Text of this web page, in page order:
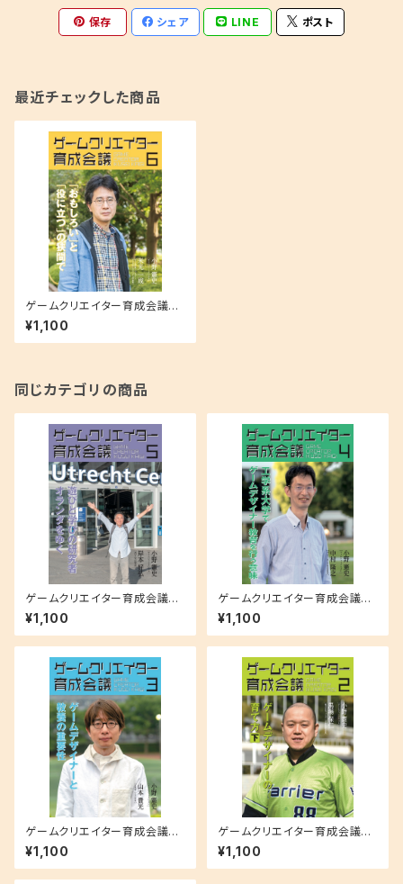
保存 シェア LINE ポスト
最近チェックした商品
ゲームクリエイター育成会議
６ 米光一成（ゲーム作家）「お
もしろい」と「役に立つ」の狭間
で
¥1,100
同じカテゴリの商品
ゲームクリエイター育成会議
５ 岸本好弘（遊びと学び研究
所）遊びと学びの研究者 オラン
ダをゆく
¥1,100
ゲームクリエイター育成会議
４ 中村隆之（神奈川工科大学
情報メディア学科特任准教授）
工学系大学でゲームデザイナー
¥1,100
ゲームクリエイター育成会議
３ 山本貴光（文筆家・ゲーム作
家）「ゲームデザイナーと教養の
重要性」
¥1,100
ゲームクリエイター育成会議
２ 馬場保仁（株式会社ファリア
ー代表取締役社長）ゲームデザ
イナーの育て方（下）
¥1,100